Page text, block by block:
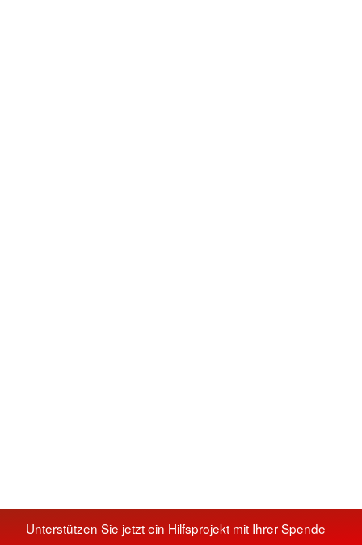
Unterstützen Sie jetzt ein Hilfsprojekt mit Ihrer Spende